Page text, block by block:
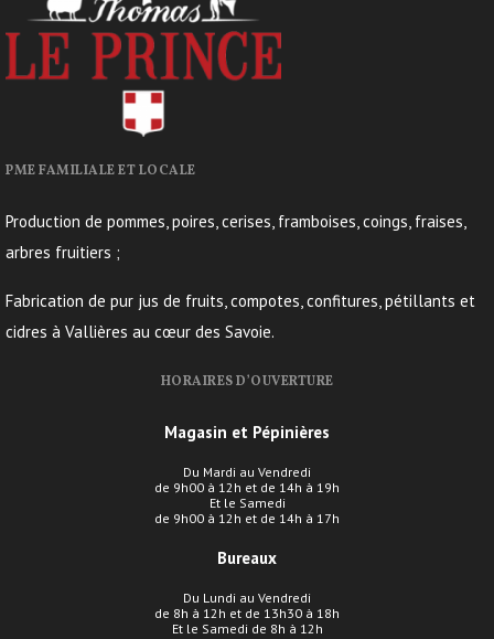
PME FAMILIALE ET LOCALE
Production de pommes, poires, cerises, framboises, coings, fraises,
arbres fruitiers ;
Fabrication de pur jus de fruits, compotes, confitures, pétillants et
cidres à Vallières au cœur des Savoie.
HORAIRES D’OUVERTURE
Magasin et Pépinières
Du Mardi au Vendredi
de 9h00 à 12h et de 14h à 19h
Et le Samedi
de 9h00 à 12h et de 14h à 17h
Bureaux
Du Lundi au Vendredi
de 8h à 12h et de 13h30 à 18h
Et le Samedi de 8h à 12h